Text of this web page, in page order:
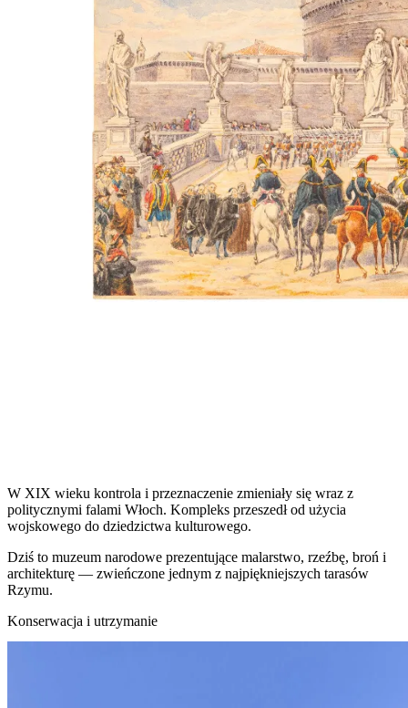
W XIX wieku kontrola i przeznaczenie zmieniały się wraz z
politycznymi falami Włoch. Kompleks przeszedł od użycia
wojskowego do dziedzictwa kulturowego.
Dziś to muzeum narodowe prezentujące malarstwo, rzeźbę, broń i
architekturę — zwieńczone jednym z najpiękniejszych tarasów
Rzymu.
Konserwacja i utrzymanie